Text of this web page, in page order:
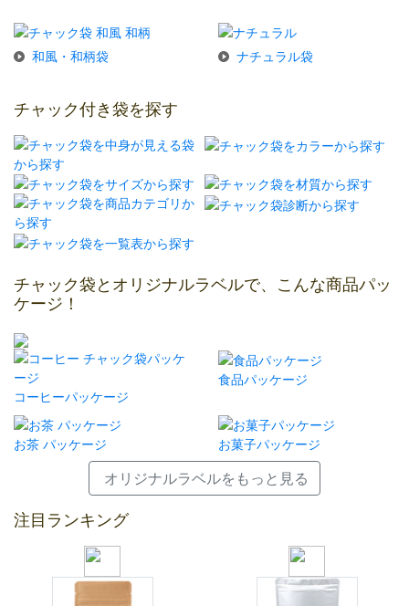
和風・和柄袋 ナチュラル袋
チャック付き袋を探す
チャック袋とオリジナルラベルで、こんな商品パッ
ケージ！
コーヒーパッケージ
食品パッケージ
お茶 パッケージ お菓子パッケージ
オリジナルラベルをもっと見る
注目ランキング